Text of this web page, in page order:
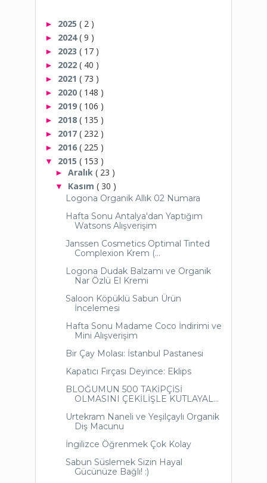
► 2025 ( 2 )
► 2024( 9 )
► 2023 ( 17 )
► 2022 ( 40 )
► 2021 ( 73 )
► 2020 ( 148 )
► 2019 ( 106 )
► 2018 ( 135 )
► 2017 ( 232 )
► 2016 ( 225 )
▼ 2015 ( 153 )
► Aralık ( 23 )
▼ Kasım ( 30 )
Logona Organik Allık 02 Numara
Hafta Sonu Antalya'dan Yaptığım
Watsons Alışverişim
Janssen Cosmetics Optimal Tinted
Complexion Krem (...
Logona Dudak Balzamı ve Organik
Nar Özlü El Kremi
Saloon Köpüklü Sabun Ürün
İncelemesi
Hafta Sonu Madame Coco İndirimi ve
Mini Alışverişim
Bir Çay Molası: İstanbul Pastanesi
Kapatıcı Fırçası Deyince: Eklips
BLOĞUMUN 500 TAKİPÇİSİ
OLMASINI ÇEKİLİŞLE KUTLAYAL...
Urtekram Naneli ve Yeşilçaylı Organik
Diş Macunu
İngilizce Öğrenmek Çok Kolay
Sabun Süslemek Sizin Hayal
Gücünüze Bağlı! :)